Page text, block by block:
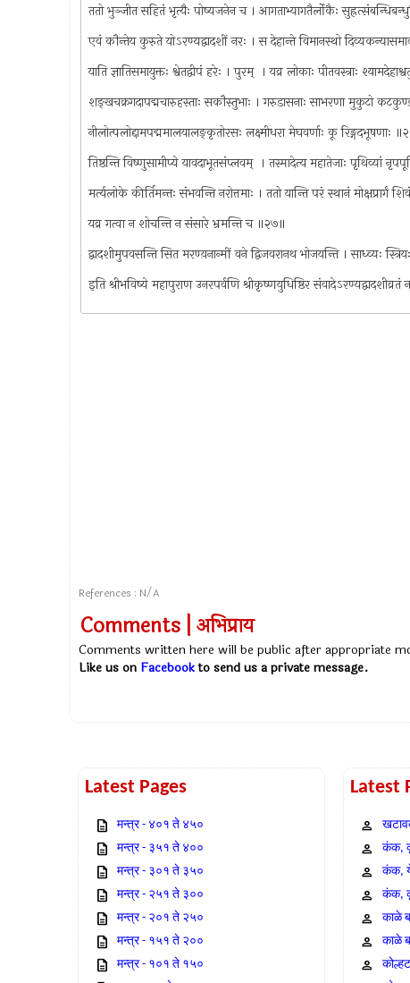
ततो भुञ्जीत सहितं भृत्यैः पोष्यजनेन च । आगताभ्यागतैर्लोकैः
एवं कौन्तेय कुरुते योऽरण्यद्वादशीं नरः । स देहान्ते विमानस्थो
याति ज्ञातिसमायुक्तः श्वेतद्वीपं हरेः । पुरम् ‍ । यव्र लोकाः पीतवस्त्राः
शङ्खचक्रगदापद्मचारुहस्ताः सकौस्तुभाः । गरुडासनाः साभरणा मुकुटो
नीलोत्पलोद्दामपद्ममालयालङ्‍कृतोरसः लक्ष्मीधरा मेघवर्णाः कू रिङ्गदभूषणाः
तिष्ठन्ति विष्णुसामीप्ये यावदाभूतसंप्लवम् ‍ । तस्मादेत्य महातेजाः पृथिव्यां
मर्त्यलोके कीर्तिमन्तः संभवन्ति नरोत्तमाः । ततो यान्ति परं स्थानं
यव्र गत्वा न शोचन्ति न संसारे भ्रमन्ति च ॥२७॥
द्वादशीमुपवसन्ति सित मरण्य़नान्मीं वने द्विजवरानथ भोजयन्ति । साध्व्यः
इति श्रीभविष्ये महापुराण उनरपर्वणि श्रीकृष्णयुधिष्ठिर
References : N/A
Comments | अभिप्राय
Comments written here will be public after appropriate
Like us on Facebookto send us a private message.
Latest Pages
मन्त्र - ४०१ ते ४५०
मन्त्र - ३५१ ते ४००
मन्त्र - ३०१ ते ३५०
मन्त्र - २५१ ते ३००
मन्त्र - २०१ ते २५०
मन्त्र - १५१ ते २००
मन्त्र - १०१ ते १५०
Latest
कंक,
कंक,
कंक,
काळे
काळे